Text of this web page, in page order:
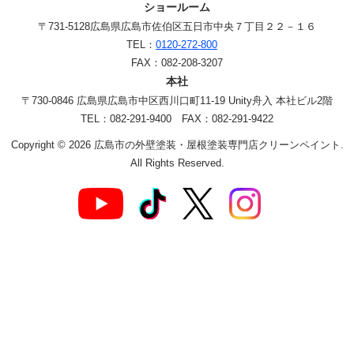
ショールーム
〒731-5128広島県広島市佐伯区五日市中央７丁目２２－１６
TEL： 0120-272-800
FAX：082-208-3207
本社
〒730-0846 広島県広島市中区西川口町11-19 Unity舟入 本社ビル2階
TEL：082-291-9400 FAX：082-291-9422
Copyright © 2026 広島市の外壁塗装・屋根塗装専門店クリーンペイント.
All Rights Reserved.